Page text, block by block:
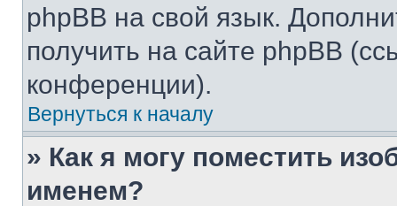
phpBB на свой язык.
получить на сайте phpBB
конференции).
Вернуться к началу
» Как я могу поместить
именем?